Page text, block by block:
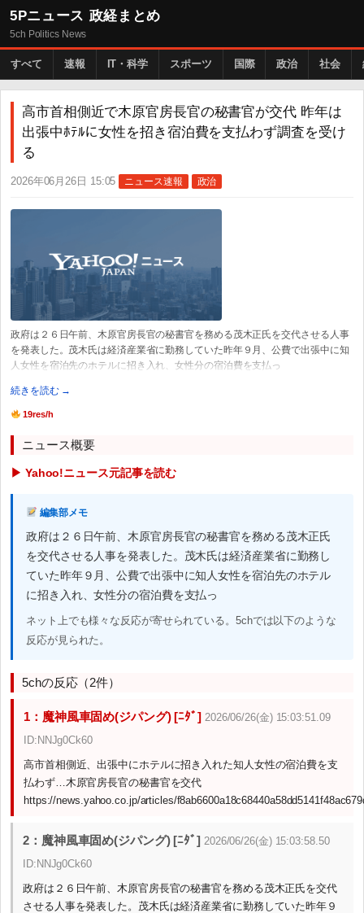
5Pニュース 政経まとめ
5ch Politics News
すべて 速報 IT・科学 スポーツ 国際 政治 社会
高市首相側近で木原官房長官の秘書官が交代 昨年は
出張中ﾎﾃﾙに女性を招き宿泊費を支払わず調査を受け
る
2026年06月26日 15:05 ニュース速報 政治
政府は２６日午前、木原官房長官の秘書官を務める茂木正氏を交代させる人事
を発表した。茂木氏は経済産業省に勤務していた昨年９月、公費で出張中に知
人女性を宿泊先のホテルに招き入れ、女性分の宿泊費を支払っ
続きを読む →
19res/h
ニュース概要
▶ Yahoo!ニュース元記事を読む
編集部メモ
政府は２６日午前、木原官房長官の秘書官を務める茂木正氏
を交代させる人事を発表した。茂木氏は経済産業省に勤務し
ていた昨年９月、公費で出張中に知人女性を宿泊先のホテル
に招き入れ、女性分の宿泊費を支払っ
ネット上でも様々な反応が寄せられている。5chでは以下のような
反応が見られた。
5chの反応（2件）
1：魔神風車固め(ジパング) [ﾆﾀﾞ] 2026/06/26(金) 15:03:51.09
ID:NNJg0Ck60
高市首相側近、出張中にホテルに招き入れた知人女性の宿泊費を支
払わず…木原官房長官の秘書官を交代
https://news.yahoo.co.jp/articles/
2：魔神風車固め(ジパング) [ﾆﾀﾞ] 2026/06/26(金) 15:03:58.50
ID:NNJg0Ck60
政府は２６日午前、木原官房長官の秘書官を務める茂木正氏を交代
させる人事を発表した。茂木氏は経済産業省に勤務していた昨年９